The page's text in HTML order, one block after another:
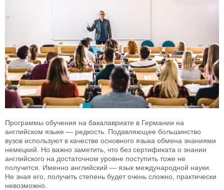
Программы обучения на бакалавриате в Германии на
английском языке — редкость. Подавляющее большинство
вузов используют в качестве основного языка обмена знаниями
немецкий. Но важно заметить, что без сертификата о знании
английского на достаточном уровне поступить тоже не
получится. Именно английский — язык международной науки.
Не зная его, получить степень будет очень сложно, практически
невозможно.